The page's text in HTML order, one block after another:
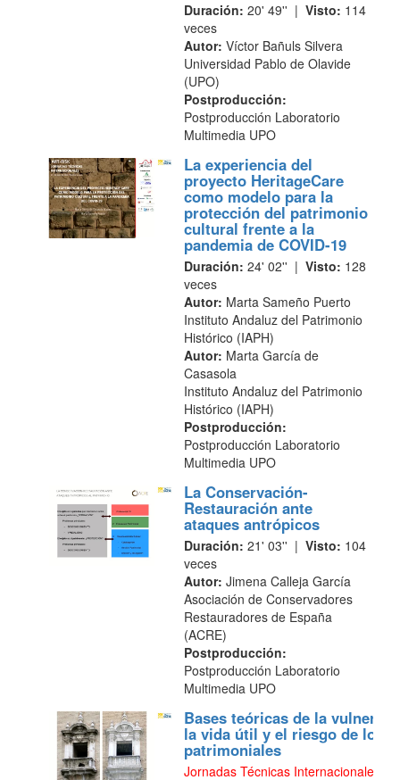
Duración: 20' 49'' | Visto: 114
veces
Autor: Víctor Bañuls Silvera
Universidad Pablo de Olavide
(UPO)
Postproducción:
Postproducción Laboratorio
Multimedia UPO
La experiencia del
proyecto HeritageCare
como modelo para la
protección del patrimonio
cultural frente a la
pandemia de COVID-19
Duración: 24' 02'' | Visto: 128
veces
Autor: Marta Sameño Puerto
Instituto Andaluz del Patrimonio
Histórico (IAPH)
Autor: Marta García de
Casasola
Instituto Andaluz del Patrimonio
Histórico (IAPH)
Postproducción:
Postproducción Laboratorio
Multimedia UPO
La Conservación-
Restauración ante
ataques antrópicos
Duración: 21' 03'' | Visto: 104
veces
Autor: Jimena Calleja García
Asociación de Conservadores
Restauradores de España
(ACRE)
Postproducción:
Postproducción Laboratorio
Multimedia UPO
Bases teóricas de la
la vida útil y el riesgo de los
patrimoniales
Jornadas Técnicas Internacionales